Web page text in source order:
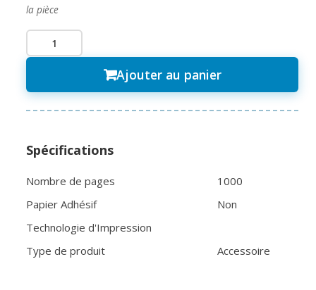
la pièce
Ajouter au panier
Spécifications
Nombre de pages
1000
Papier Adhésif
Non
Technologie d'Impression
Type de produit
Accessoire